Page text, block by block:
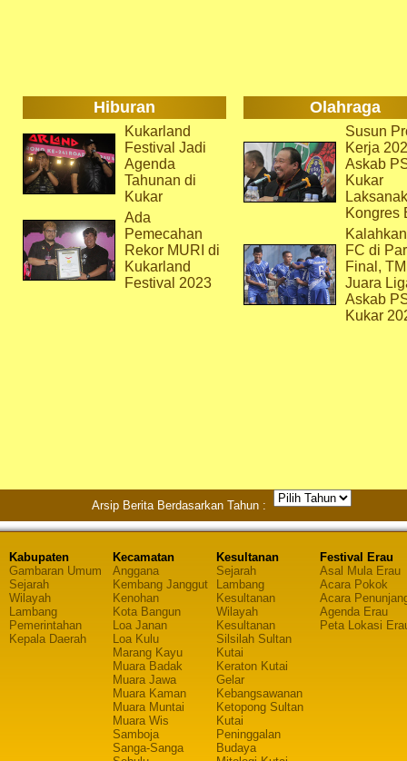
Hiburan Olahraga
Kukarland
Festival Jadi
Agenda
Tahunan di
Kukar
Ada
Pemecahan
Rekor MURI di
Kukarland
Festival 2023
Susun
Kerja
Askab
Kukar
Kongres
FC di
Final,
Juara
Askab
Kukar
Arsip Berita Berdasarkan Tahun :
Kabupaten
Gambaran Umum
Sejarah
Wilayah
Lambang
Pemerintahan
Kepala Daerah
Kecamatan
Anggana
Kembang Janggut
Kenohan
Kota Bangun
Loa Janan
Loa Kulu
Marang Kayu
Muara Badak
Muara Jawa
Muara Kaman
Muara Muntai
Muara Wis
Samboja
Sanga-Sanga
Kesultanan
Sejarah
Lambang
Kesultanan
Wilayah
Kesultanan
Silsilah Sultan
Kutai
Keraton Kutai
Gelar
Kebangsawanan
Ketopong Sultan
Kutai
Peninggalan
Budaya
Festival Erau
Asal Mula Erau
Acara Pokok
Acara
Agenda Erau
Peta Lokasi